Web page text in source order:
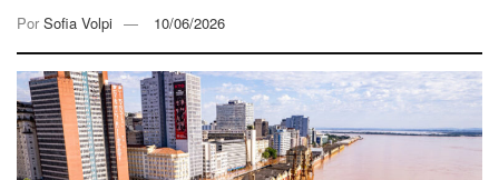
Por Sofia Volpi 10/06/2026